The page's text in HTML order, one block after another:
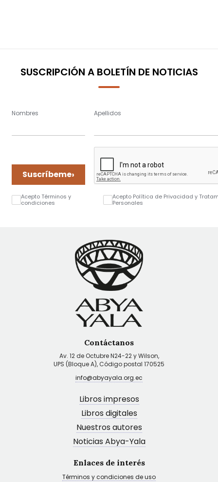
SUSCRIPCIÓN A BOLETÍN DE NOTICIAS
Nombres Apellidos
Suscríbeme›
Acepto Términos y
condiciones
Acepto Política de Privacidad y
Personales
Contáctanos
Av. 12 de Octubre N24-22 y Wilson,
UPS (Bloque A), Código postal 170525
info@abyayala.org.ec
Libros impresos
Libros digitales
Nuestros autores
Noticias Abya-Yala
Enlaces de interés
Términos y condiciones de uso